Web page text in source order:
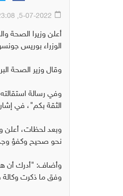
أعلن وزيرا الصحة
الوزراء بوريس
وقال وزير الصحة
وفي رسالة
الثقة بكم"، في
وبعد لحظات، أعلن
نحو صحيح وكفؤ
وأضاف: "أدرك أن
وفق ما ذكرت